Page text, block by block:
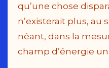
qu’une chose
n’existerait plus, au
néant, dans la
champ d’énergie